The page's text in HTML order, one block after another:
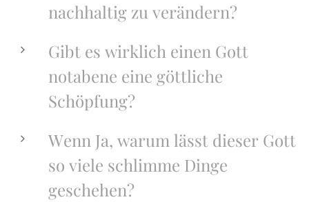
nachhaltig zu verändern?
Gibt es wirklich einen Gott
notabene eine göttliche
Schöpfung?
Wenn Ja, warum lässt dieser Gott
so viele schlimme Dinge
geschehen?